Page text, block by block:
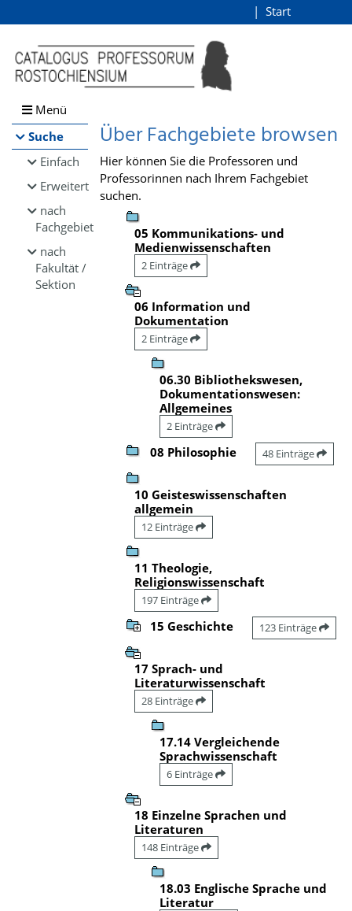
Browsen
direkt zum Inhalt
Start
Menü
Suche
Einfach
Erweitert
nach
Fachgebiet
nach
Fakultät /
Sektion
Über Fachgebiete browsen
Hier können Sie die Professoren und
Professorinnen nach Ihrem Fachgebiet
suchen.
05 Kommunikations- und
Medienwissenschaften
2 Einträge
06 Information und
Dokumentation
2 Einträge
06.30 Bibliothekswesen,
Dokumentationswesen:
Allgemeines
2 Einträge
08 Philosophie 48 Einträge
10 Geisteswissenschaften
allgemein
12 Einträge
11 Theologie,
Religionswissenschaft
197 Einträge
15 Geschichte 123 Einträge
17 Sprach- und
Literaturwissenschaft
28 Einträge
17.14 Vergleichende
Sprachwissenschaft
6 Einträge
18 Einzelne Sprachen und
Literaturen
148 Einträge
18.03 Englische Sprache und
Literatur